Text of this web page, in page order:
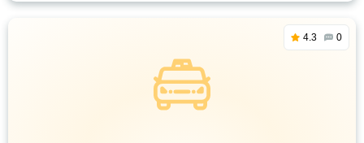
4.3 0